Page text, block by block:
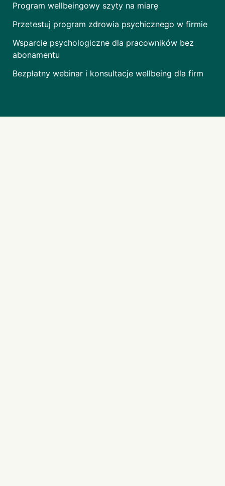
Program wellbeingowy szyty na miarę
Przetestuj program zdrowia psychicznego w firmie
Wsparcie psychologiczne dla pracowników bez
abonamentu
Bezpłatny webinar i konsultacje wellbeing dla firm